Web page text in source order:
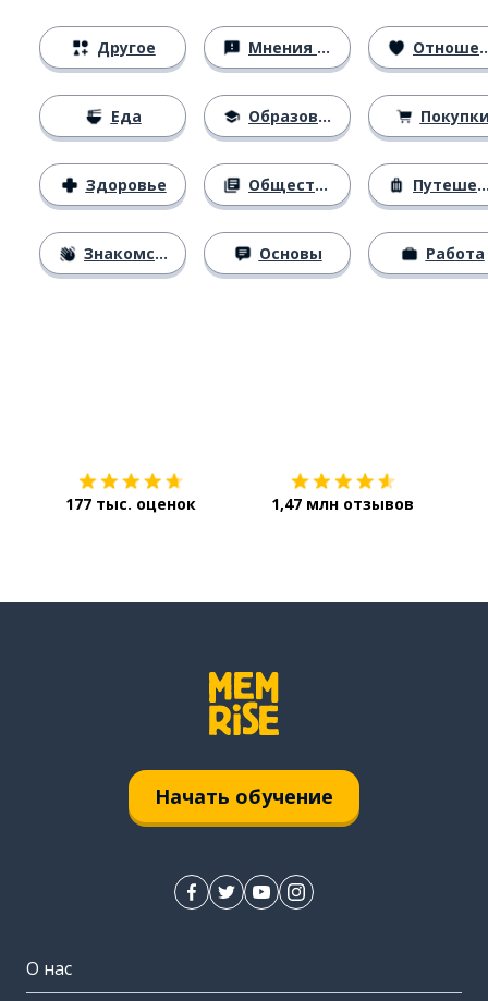
Другое
Еда
Здоровье
Знакомство
Мнения и убеждения
Образование
Общество
Основы
Отношения
Путешествия
Работа
177 тыс. оценок 1,47 млн отзывов
Начать обучение
О нас